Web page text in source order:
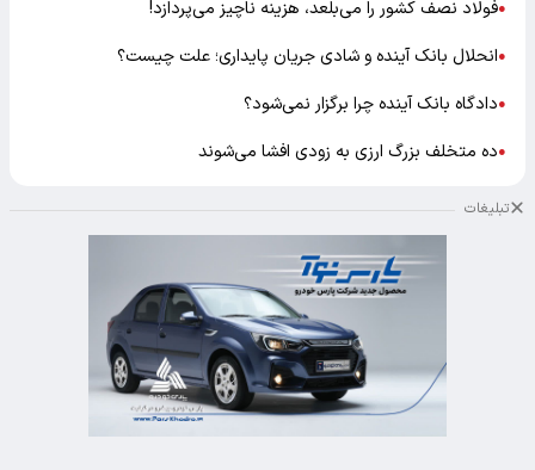
●فولاد نصف کشور را می‌بلعد، هزینه ناچیز می‌پردازد!
●انحلال بانک آینده و شادی جریان پایداری؛ علت چیست؟
●دادگاه بانک آینده چرا برگزار نمی‌شود؟
●ده متخلف بزرگ ارزی به زودی افشا می‌شوند
تبلیغات